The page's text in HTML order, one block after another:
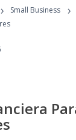
Programs
› Small Business ›